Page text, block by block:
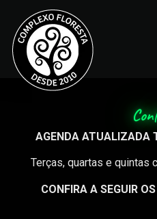
AGENDA ATUALIZADA
Terças, quartas e quintas
CONFIRA A SEGUIR